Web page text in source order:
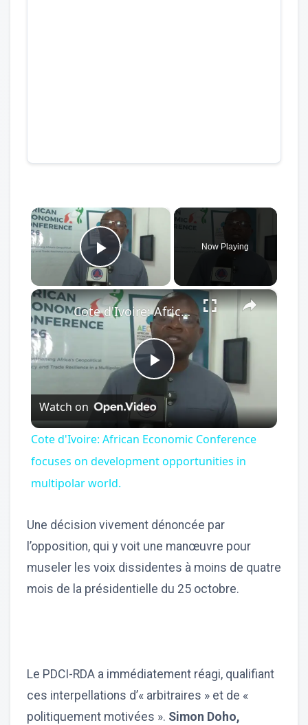
×
Play Video
Now Playing
×
Play
Video
Cote d'Ivoire: African Economic Conference focuses on development opportunities in multipolar world.
Watch on
Cote d'Ivoire: African Economic Conference
focuses on development opportunities in
multipolar world.
Une décision vivement dénoncée par
l’opposition, qui y voit une manœuvre pour
museler les voix dissidentes à moins de quatre
mois de la présidentielle du 25 octobre.
Le PDCI-RDA a immédiatement réagi, qualifiant
ces interpellations d’« arbitraires » et de «
politiquement motivées ». Simon Doho,